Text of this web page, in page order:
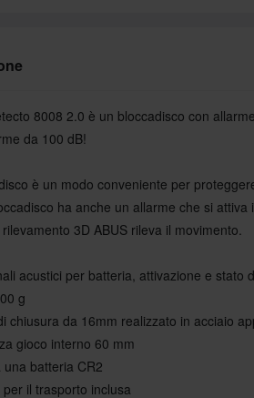
8008 2.0 è un bloccadisco con
da 100 dB!
è un modo conveniente per
ha anche un allarme che si
3D ABUS rileva il movimento.
acustici per batteria, attivazione e stato
g
chiusura da 16mm realizzato in acciaio
gioco interno 60 mm
una batteria CR2
per il trasporto inclusa